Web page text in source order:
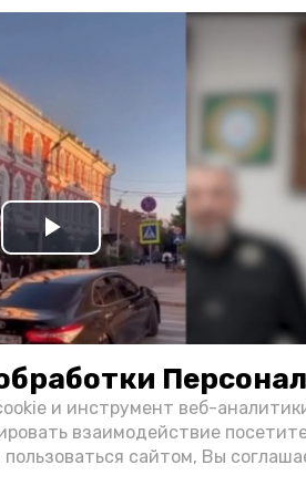
и инструмент веб-
взаимодействие
сайтом, Вы
Play
Video
администрации губернатора АО